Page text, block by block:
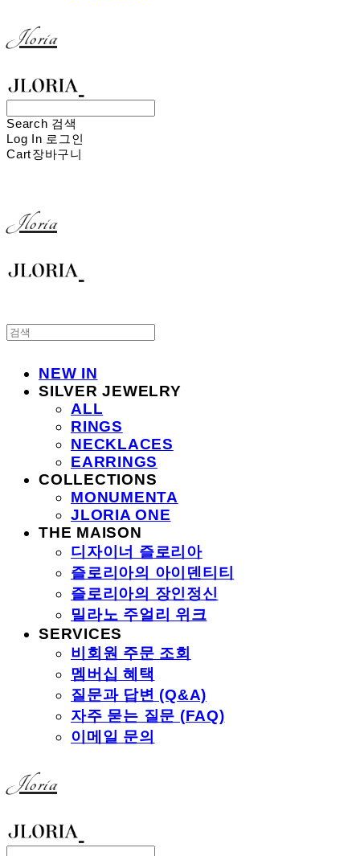
Jloria
Search 검색
Log In 로그인
Cart장바구니
Jloria
NEW IN
SILVER JEWELRY
ALL
RINGS
NECKLACES
EARRINGS
COLLECTIONS
MONUMENTA
JLORIA ONE
THE MAISON
디자이너 즐로리아
즐로리아의 아이덴티티
즐로리아의 장인정신
밀라노 주얼리 위크
SERVICES
비회원 주문 조회
멤버십 혜택
질문과 답변 (Q&A)
자주 묻는 질문 (FAQ)
이메일 문의
Jloria